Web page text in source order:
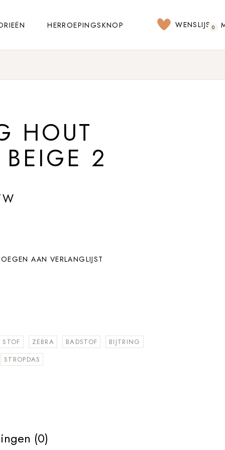
HERROEPINGSKNOP WENSLIJST
0
HOUT
2
AAN VERLANGLIJST
STOF ZEBRA BADSTOF
BIJTRING
STROPDAS
(0)